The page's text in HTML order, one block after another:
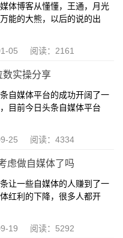
客从懂懂，王通，月光
能的大熊，以后的说的出
05 阅读：2161
数实操分享
体平台的成功开阔了一
目前今日头条自媒体平台
25 阅读：4334
虑做自媒体了吗
些自媒体的人赚到了一
红利的下降，很多人都开
19 阅读：5292